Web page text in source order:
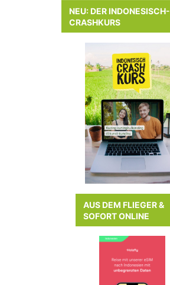
NEU: DER INDONESISCH-
CRASHKURS
AUS DEM FLIEGER &
SOFORT ONLINE